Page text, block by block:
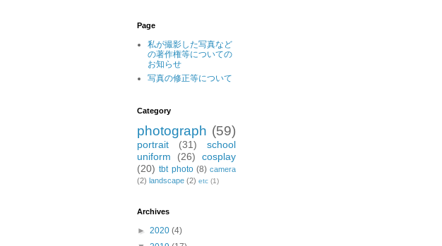
Page
私が撮影した写真など
の著作権等についての
お知らせ
写真の修正等について
Category
photograph (59)
portrait (31)
school
uniform
(26)
cosplay
(20) tbt photo (8) camera
(2) landscape (2) etc (1)
Archives
► 2020 (4)